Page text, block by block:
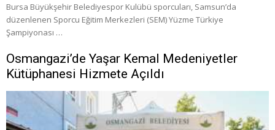
Bursa Büyükşehir Belediyespor Kulübü sporcuları, Samsun’da
düzenlenen Sporcu Eğitim Merkezleri (SEM) Yüzme Türkiye
Şampiyonası …
Osmangazi’de Yaşar Kemal Medeniyetler
Kütüphanesi Hizmete Açıldı